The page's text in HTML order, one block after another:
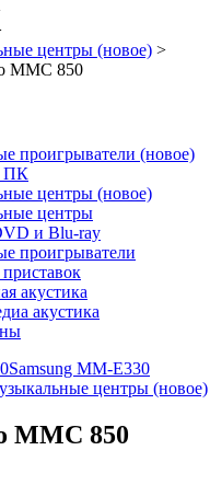
центры (новое) >
MMC 850
проигрыватели (новое)
ПК
центры (новое)
центры
и Blu-ray
проигрыватели
акустика
акустика
Samsung MM-E330
центры (новое)
MMC 850